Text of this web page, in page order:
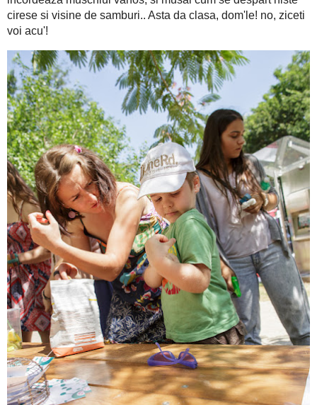
Unde mai pun la socoteala ca-ntr-una din zile, Edutu meu
si-n cate feluri se incordeaza muschiul vanos, si musai
samburi.. Asta da clasa, dom'le! no, ziceti voi acu'!